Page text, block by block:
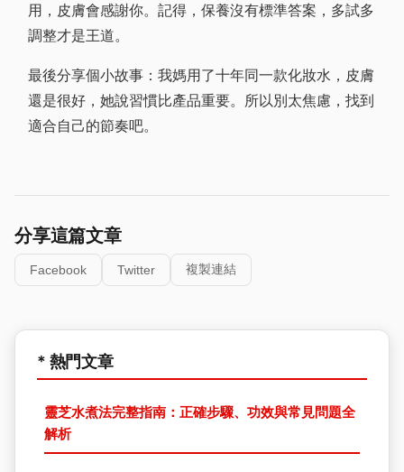
用，皮膚會感謝你。記得，保養沒有標準答案，多試多
調整才是王道。
最後分享個小故事：我媽用了十年同一款化妝水，皮膚
還是很好，她說習慣比產品重要。所以別太焦慮，找到
適合自己的節奏吧。
分享這篇文章
Facebook Twitter 複製連結
* 熱門文章
靈芝水煮法完整指南：正確步驟、功效與常見問題全
解析